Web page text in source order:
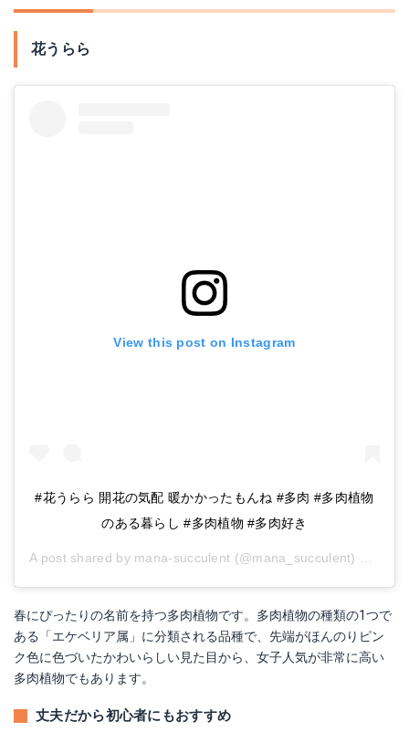
花うらら
View this post on Instagram
#花うらら 開花の気配 暖かかったもんね #多肉 #多肉植物
のある暮らし #多肉植物 #多肉好き
A post shared by mana-succulent (@mana_succulent) on
春にぴったりの名前を持つ多肉植物です。多肉植物の種類の1つで
ある「エケベリア属」に分類される品種で、先端がほんのりピン
ク色に色づいたかわいらしい見た目から、女子人気が非常に高い
多肉植物でもあります。
丈夫だから初心者にもおすすめ